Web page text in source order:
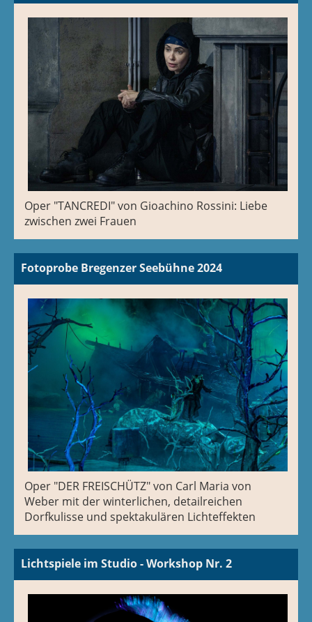
Oper "TANCREDI" von Gioachino Rossini: Liebe
zwischen zwei Frauen
Fotoprobe Bregenzer Seebühne 2024
Oper "DER FREISCHÜTZ" von Carl Maria von
Weber mit der winterlichen, detailreichen
Dorfkulisse und spektakulären Lichteffekten
Lichtspiele im Studio - Workshop Nr. 2